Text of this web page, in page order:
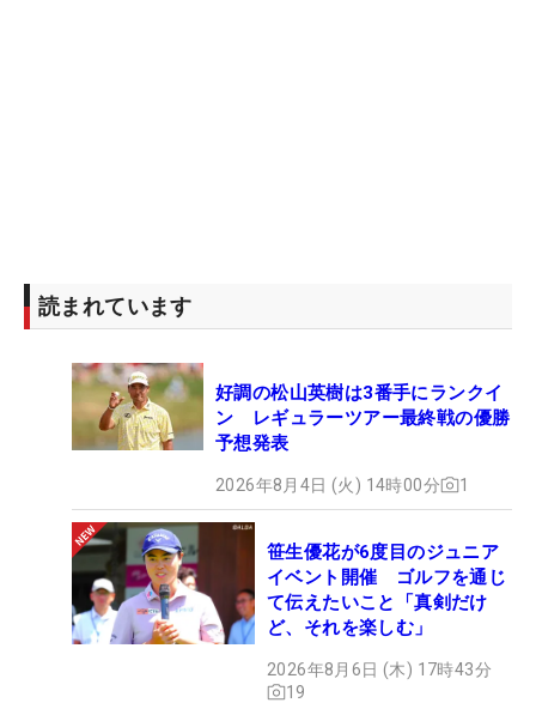
読まれています
好調の松山英樹は3番手にランクイ
ン レギュラーツアー最終戦の優勝
予想発表
2026年8月4日 (火) 14時00分 1
笹生優花が6度目のジュニア
イベント開催 ゴルフを通じ
て伝えたいこと「真剣だけ
ど、それを楽しむ」
2026年8月6日 (木) 17時43分
19